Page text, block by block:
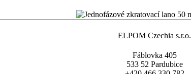
ELPOM Czechia s.r.o.
Fáblovka 405
533 52 Pardubice